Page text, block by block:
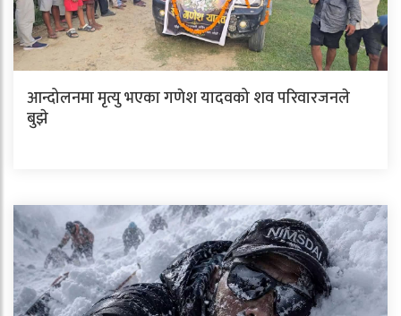
आन्दोलनमा मृत्यु भएका गणेश यादवको शव परिवारजनले
बुझे